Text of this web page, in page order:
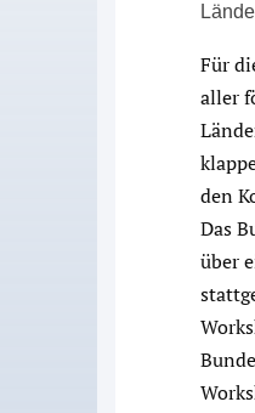
Für
aller
den
Das
über